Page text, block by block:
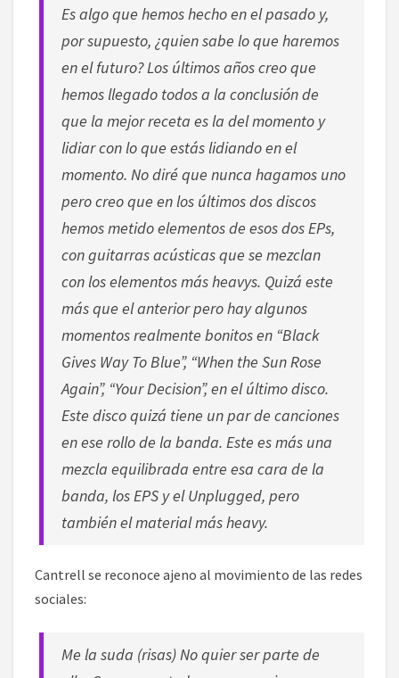
Es algo que hemos hecho en el pasado y,
por supuesto, ¿quien sabe lo que haremos
en el futuro? Los últimos años creo que
hemos llegado todos a la conclusión de
que la mejor receta es la del momento y
lidiar con lo que estás lidiando en el
momento. No diré que nunca hagamos uno
pero creo que en los últimos dos discos
hemos metido elementos de esos dos EPs,
con guitarras acústicas que se mezclan
con los elementos más heavys. Quizá este
más que el anterior pero hay algunos
momentos realmente bonitos en “Black
Gives Way To Blue”, “When the Sun Rose
Again”, “Your Decision”, en el último disco.
Este disco quizá tiene un par de canciones
en ese rollo de la banda. Este es más una
mezcla equilibrada entre esa cara de la
banda, los EPS y el Unplugged, pero
también el material más heavy.
Cantrell se reconoce ajeno al movimiento de las redes
sociales:
Me la suda (risas) No quier ser parte de